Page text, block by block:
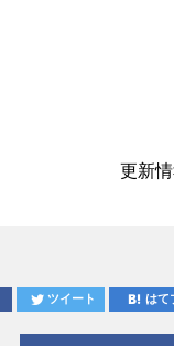
更新
ツイート はて